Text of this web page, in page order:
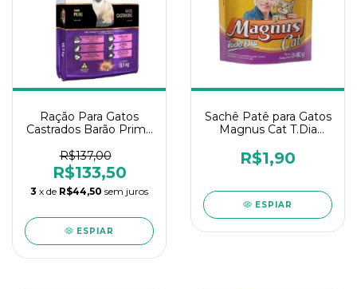
Ração Para Gatos
Castrados Barão Prime
R$137,00
R$133,50
3 x de R$44,50 sem juros
ESPIAR
Sachê Patê para Gatos
Magnus Cat T.Dia
R$1,90
ESPIAR